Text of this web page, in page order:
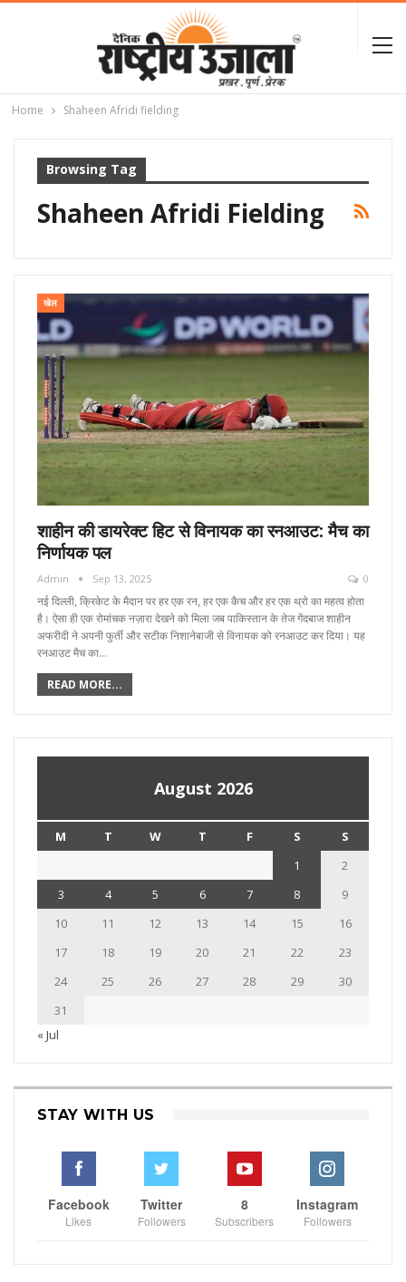
Home Shaheen Afridi fielding
Browsing Tag
Shaheen Afridi Fielding
खेल
शाहीन की डायरेक्ट हिट से विनायक का रनआउट: मैच का
निर्णायक पल
Admin Sep 13, 2025 0
नई दिल्ली, क्रिकेट के मैदान पर हर एक रन, हर एक कैच और हर एक थ्रो का महत्व होता
है। ऐसा ही एक रोमांचक नज़ारा देखने को मिला जब पाकिस्तान के तेज गेंदबाज शाहीन
अफरीदी ने अपनी फुर्ती और सटीक निशानेबाजी से विनायक को रनआउट कर दिया। यह
रनआउट मैच का…
READ MORE...
August 2026
M T W T F S
S
1
2
3
4 5 6 7 8
9
10
11 12 13 14 15
16
17
18 19 20 21 22
23
24
25 26 27 28 29
30
31
« Jul
STAY WITH US
Facebook
Likes
Twitter
Followers
8
Subscribers
Instagram
Followers